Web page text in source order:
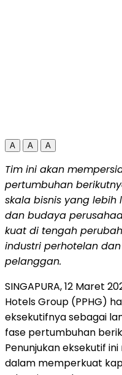
A A A
Tim ini akan
pertumbuhan
skala bisnis yang lebih
dan budaya
kuat di tengah
industri perhotelan
pelanggan.
SINGAPURA, 12 Maret
Hotels Group (PPHG)
eksekutifnya sebagai
fase pertumbuhan
Penunjukan eksekutif
dalam memperkuat